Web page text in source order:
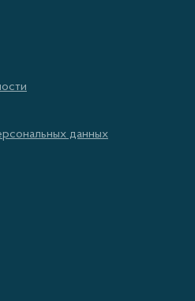
данных